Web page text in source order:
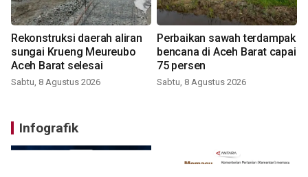
Rekonstruksi daerah aliran
sungai Krueng Meureubo
Aceh Barat selesai
Sabtu, 8 Agustus 2026
Perbaikan sawah terdampak
bencana di Aceh Barat capai
75 persen
Sabtu, 8 Agustus 2026
Infografik